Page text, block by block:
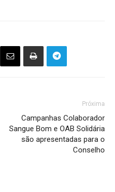
Próxima
Campanhas Colaborador
Sangue Bom e OAB Solidária
são apresentadas para o
Conselho